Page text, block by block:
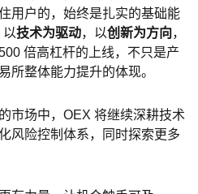
用户的，始终是扎实的基础能
以技术为驱动，以创新为方向，
倍高杠杆的上线，不只是产
所整体能力提升的体现。
市场中，OEX 将继续深耕技术
风险控制体系，同时探索更多